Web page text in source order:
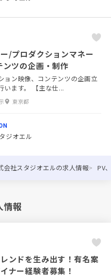
/プロダクションマネー
ツの企画・制作
ョン映像、コンテンツの企画立
案や制作進行を行います。 【主な仕...
東京都
ジオエル
会社スタジオエルの求人情報 PV
情報
ンドを生み出す！有名案
ナー経験者募集！